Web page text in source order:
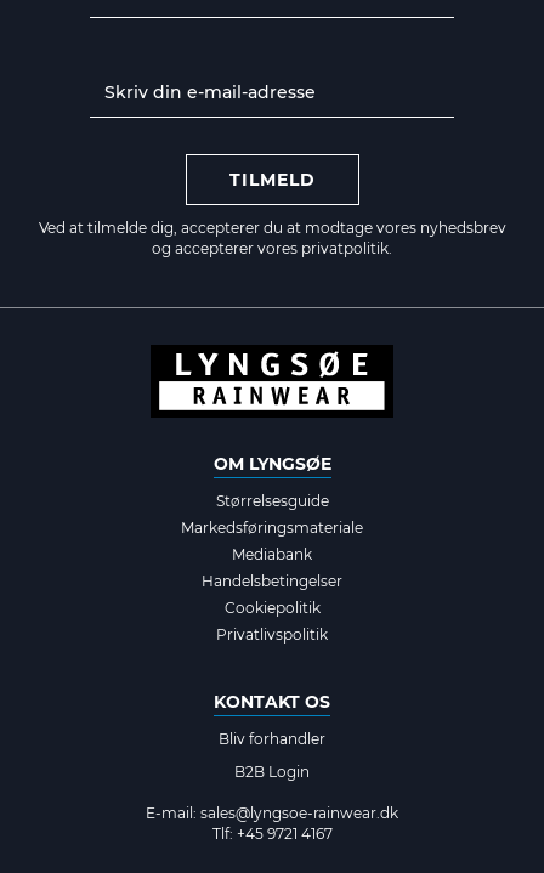
TILMELD
Ved at tilmelde dig, accepterer du at modtage vores nyhedsbrev
og accepterer vores privatpolitik.
OM LYNGSØE
Størrelsesguide
Markedsføringsmateriale
Mediabank
Handelsbetingelser
Cookiepolitik
Privatlivspolitik
KONTAKT OS
Bliv forhandler
B2B Login
E-mail: sales@lyngsoe-rainwear.dk
Tlf: +45 9721 4167